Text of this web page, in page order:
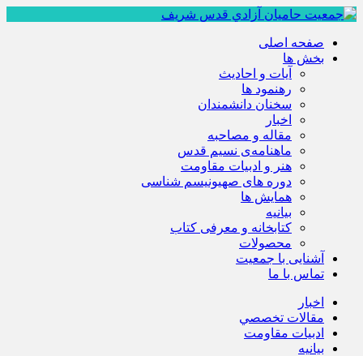
صفحه اصلی
بخش ها
آیات و احادیث
رهنمود ها
سخنان دانشمندان
اخبار
مقاله و مصاحبه
ماهنامه‌ی نسیم قدس
هنر و ادبیات مقاومت
دوره های صهیونیسم شناسی
همايش ها
بيانيه
کتابخانه و معرفی کتاب
محصولات
آشنایی با جمعیت
تماس با ما
اخبار
مقالات تخصصي
ادبيات مقاومت
بيانيه